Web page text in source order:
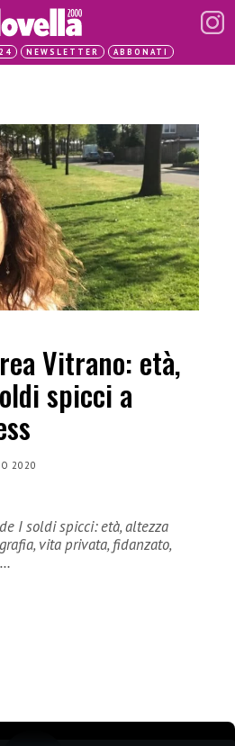
NEWSLETTER ABBONATI
Vitrano: età,
spicci a
2020
I soldi spicci: età, altezza
vita privata, fidanzato,